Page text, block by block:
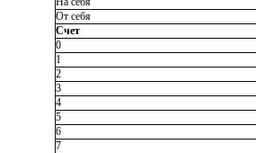
От себя
Счет
0
1
2
3
4
5
6
7